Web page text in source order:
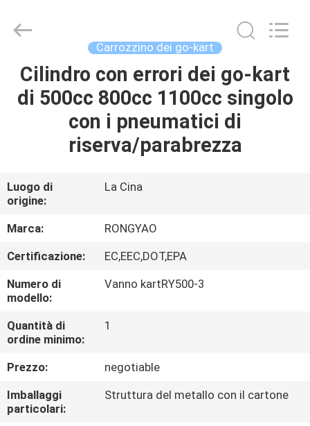
CASA
PRODOTTI
NOI
GIRO
DELLA
FABBRICA
CONTROLLO
DI
QUALITÀ
CONTATTICI
Rongyao
Vehicle
Reserved.
Carrozzino dei go-kart
Cilindro con errori dei go-kart
di 500cc 800cc 1100cc singolo
con i pneumatici di
riserva/parabrezza
Luogo di
origine:
La Cina
Marca:
RONGYAO
Certificazione:
EC,EEC,DOT,EPA
Numero di
modello:
Vanno kartRY500-3
Quantità di
ordine minimo:
1
Prezzo:
negotiable
Imballaggi
particolari:
Struttura del metallo con il cartone